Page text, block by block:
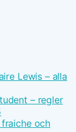
Lewis – alla
– regler
och